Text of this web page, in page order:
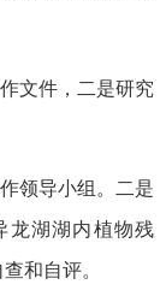
文件，二是研究
领导小组。二是
龙湖湖内植物残
和自评。